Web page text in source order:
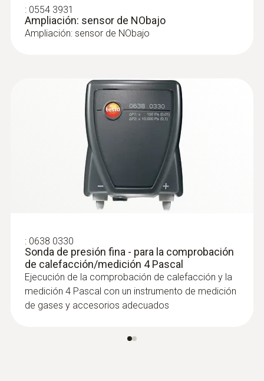
: 0554 3931
Ampliación: sensor de NObajo
Ampliación: sensor de NObajo
: 0638 0330
Sonda de presión fina - para la comprobación
de calefacción/medición 4 Pascal
Ejecución de la comprobación de calefacción y la
medición 4 Pascal con un instrumento de medición
de gases y accesorios adecuados